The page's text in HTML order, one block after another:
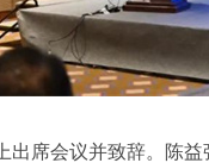
出席会议并致辞。陈